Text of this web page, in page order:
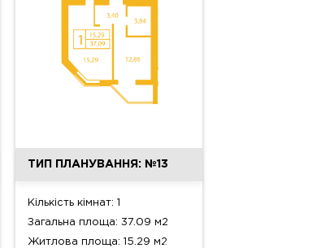
ТИП ПЛАНУВАННЯ: №13
Кількість кімнат: 1
Загальна площа: 37.09 м2
Житлова площа: 15.29 м2